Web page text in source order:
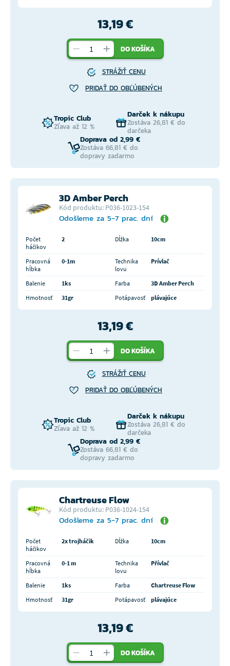
13,19 €
DO KOŠÍKA
STRÁŽIŤ CENU
PRIDAŤ DO OBĽÚBENÝCH
Tropic Club
Zľava až 12 %
Darček k nákupu
Zostáva 26,81 € do
darčeka
Doprava od 2,99 €
Zostáva 66,81 € do
dopravy zadarmo
3D Amber Perch
Kód produktu: P036-1023-154
Odošleme za 5-7 prac. dní
Počet
háčikov
2 Dĺžka 10cm
Pracovná
hĺbka
0-1m
Technika
lovu
Prívlač
Balenie 1ks Farba
3D Amber Perch
Hmotnosť
31gr Potápavosť plávajúce
13,19 €
DO KOŠÍKA
STRÁŽIŤ CENU
PRIDAŤ DO OBĽÚBENÝCH
Tropic Club
Zľava až 12 %
Darček k nákupu
Zostáva 26,81 € do
darčeka
Doprava od 2,99 €
Zostáva 66,81 € do
dopravy zadarmo
Chartreuse Flow
Kód produktu: P036-1024-154
Odošleme za 5-7 prac. dní
Počet
háčikov
2x trojháčik Dĺžka 10cm
Pracovná
hĺbka
0-1 m
Technika
lovu
Přívlač
Balenie 1ks Farba
Chartreuse Flow
Hmotnosť
31gr Potápavosť plávajúce
13,19 €
DO KOŠÍKA